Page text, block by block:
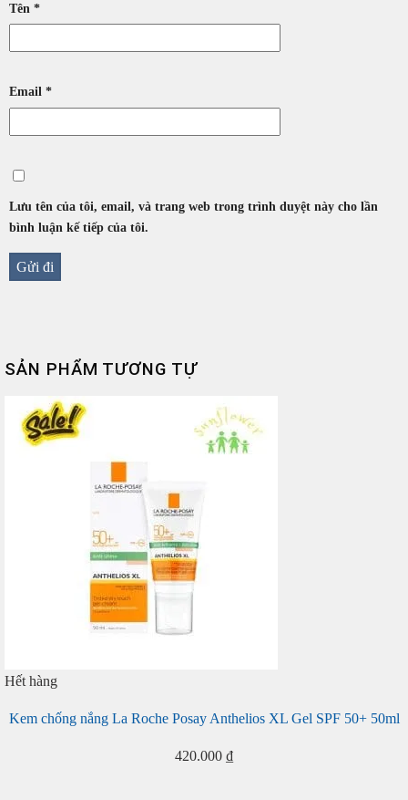
Tên *
Email *
Lưu tên của tôi, email, và trang web trong trình duyệt này cho lần
bình luận kế tiếp của tôi.
SẢN PHẨM TƯƠNG TỰ
Hết hàng
Kem chống nắng La Roche Posay Anthelios XL Gel SPF 50+ 50ml
420.000 ₫